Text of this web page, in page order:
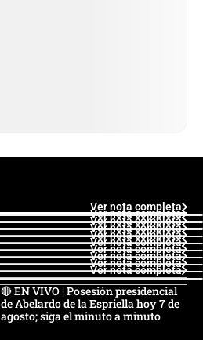
Ver nota completa
Ver nota completa
Ver nota completa
Ver nota completa
Ver nota completa
Ver nota completa
Ver nota completa
Ver nota completa
Ver nota completa
Ver nota completa
🔴 EN VIVO | Posesión presidencial
de Abelardo de la Espriella hoy 7 de
agosto; siga el minuto a minuto